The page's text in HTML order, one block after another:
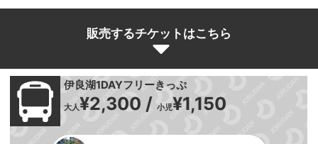
販売するチケットはこちら
伊良湖1DAYフリーきっぷ
大人¥2,300 /小児¥1,150